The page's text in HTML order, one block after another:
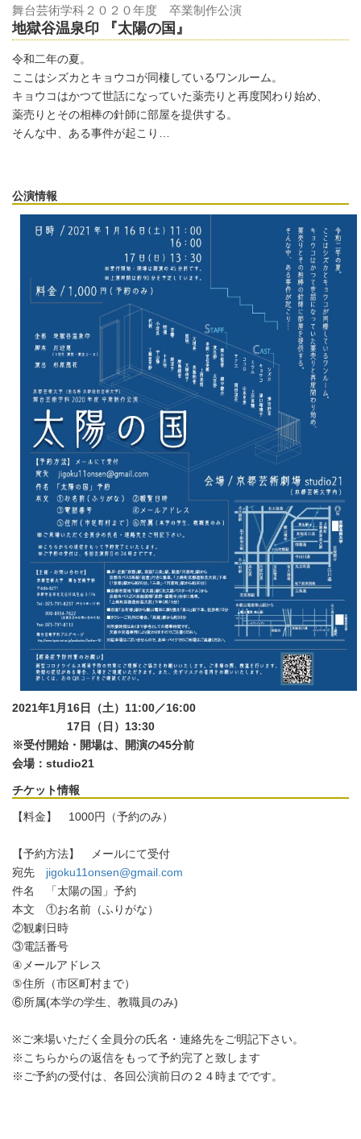
舞台芸術学科２０２０年度 卒業制作公演
地獄谷温泉印 『太陽の国』
令和二年の夏。
ここはシズカとキョウコが同棲しているワンルーム。
キョウコはかつて世話になっていた薬売りと再度関わり始め、
薬売りとその相棒の針師に部屋を提供する。
そんな中、ある事件が起こり…
公演情報
2021年1月16日（土）11:00／16:00
17日（日）13:30
※受付開始・開場は、開演の45分前
会場：studio21
チケット情報
【料金】 1000円（予約のみ）
【予約方法】 メールにて受付
宛先 jigoku11onsen@gmail.com
件名 「太陽の国」予約
本文 ①お名前（ふりがな）
②観劇日時
③電話番号
④メールアドレス
⑤住所（市区町村まで）
⑥所属(本学の学生、教職員のみ)
※ご来場いただく全員分の氏名・連絡先をご明記下さい。
※こちらからの返信をもって予約完了と致します
※ご予約の受付は、各回公演前日の２４時までです。